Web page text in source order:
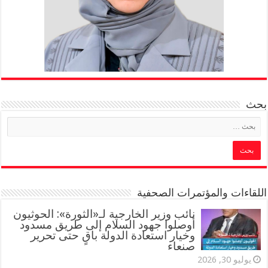
بحث
اللقاءات والمؤتمرات الصحفية
‏نائب وزير الخارجية لـ«الثورة»: الحوثيون
أوصلوا جهود السلام إلى طريق مسدود
وخيار استعادة الدولة باقٍ حتى تحرير
صنعاء
يوليو 30, 2026